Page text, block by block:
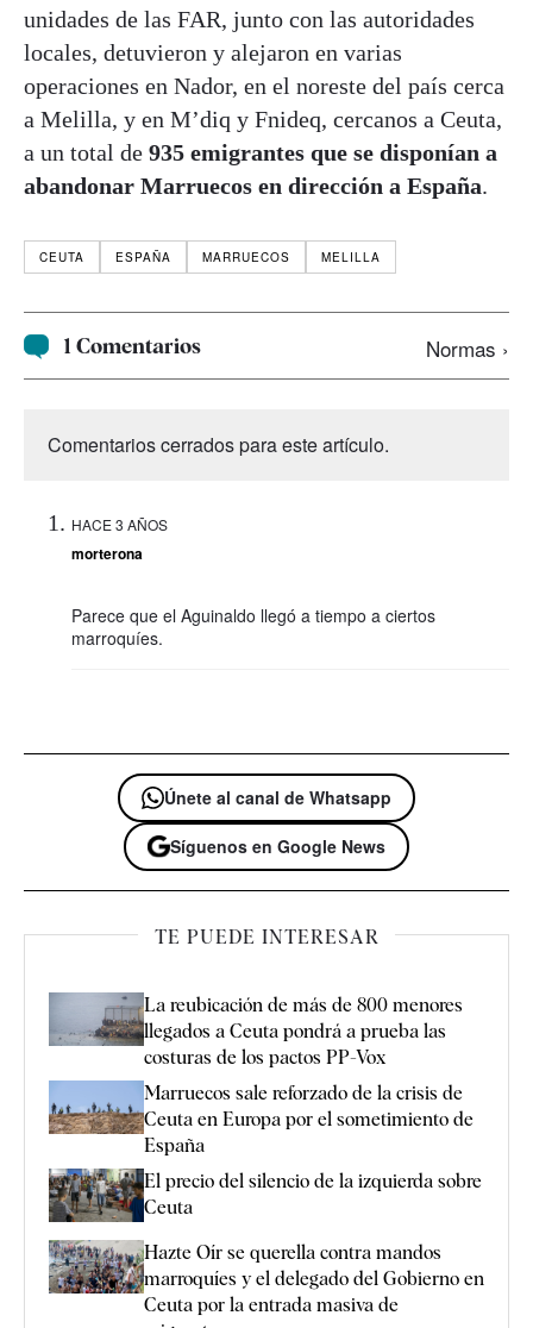
unidades de las FAR, junto con las autoridades
locales, detuvieron y alejaron en varias
operaciones en Nador, en el noreste del país cerca
a Melilla, y en M’diq y Fnideq, cercanos a Ceuta,
a un total de 935 emigrantes que se disponían a
abandonar Marruecos en dirección a España.
CEUTA ESPAÑA MARRUECOS MELILLA
1 Comentarios Normas ›
Comentarios cerrados para este artículo.
HACE 3 AÑOS
morterona
Parece que el Aguinaldo llegó a tiempo a ciertos
marroquíes.
Únete al canal de Whatsapp
Síguenos en Google News
TE PUEDE INTERESAR
La reubicación de más de 800 menores
llegados a Ceuta pondrá a prueba las
costuras de los pactos PP-Vox
Marruecos sale reforzado de la crisis de
Ceuta en Europa por el sometimiento de
España
El precio del silencio de la izquierda sobre
Ceuta
Hazte Oír se querella contra mandos
marroquíes y el delegado del Gobierno en
Ceuta por la entrada masiva de